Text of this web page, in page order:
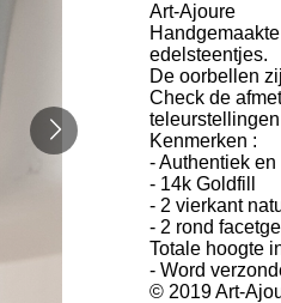
Art-Ajoure
edelsteentjes.
De oorbellen
Check de
Kenmerken :
- Authentiek
- 14k Goldfill
- 2 vierkant
- 2 rond
Totale hoogte
- Word
© 2019 Art-